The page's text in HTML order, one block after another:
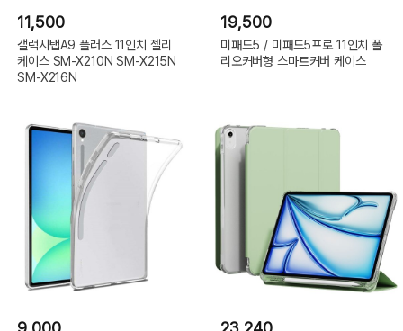
11,500
갤럭시탭A9 플러스 11인치 젤리
케이스 SM-X210N SM-X215N
SM-X216N
19,500
미패드5 / 미패드5프로 11인치 폴
리오커버형 스마트커버 케이스